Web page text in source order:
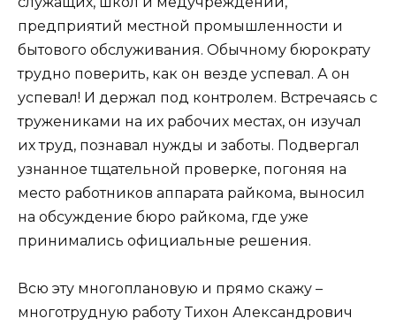
предприятий местной промышленности и
бытового обслуживания. Обычному бюрократу
трудно поверить, как он везде успевал. А он
успевал! И держал под контролем. Встречаясь с
тружениками на их рабочих местах, он изучал
их труд, познавал нужды и заботы. Подвергал
узнанное тщательной проверке, погоняя на
место работников аппарата райкома, выносил
на обсуждение бюро райкома, где уже
принимались официальные решения.
Всю эту многоплановую и прямо скажу –
многотрудную работу Тихон Александрович